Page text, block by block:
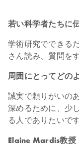
若い科学者たちに
学術研究でできる
さん読み、質問を
周囲にとってどの
誠実で頼りがいの
深めるために、少
る人でありたいです
Elaine Mardis教授